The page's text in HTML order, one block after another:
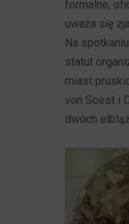
formalne,
uważa się
Na
statut
miast
von Soest i
dwóch